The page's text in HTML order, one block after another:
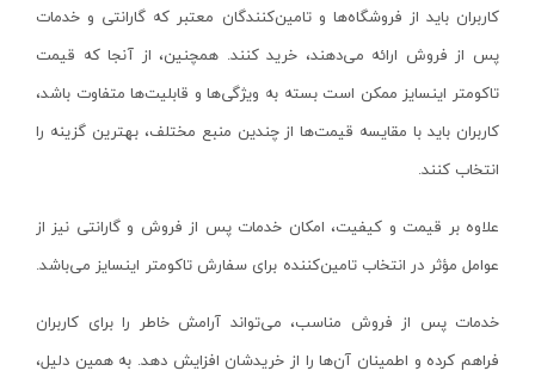
متعلقات
دستکش صنعتی
پا ابزار
غلتک سشوار
بلبرینگ
کالیبر اتو لوله سبز
کاربران باید از فروشگاه‌ها و تامین‌کنندگان معتبر که گارانتی و خدمات
پس از فروش ارائه می‌دهند، خرید کنند. همچنین، از آنجا که قیمت
تاکومتر اینسایز ممکن است بسته به ویژگی‌ها و قابلیت‌ها متفاوت باشد،
کاربران باید با مقایسه قیمت‌ها از چندین منبع مختلف، بهترین گزینه را
انتخاب کنند.
علاوه بر قیمت و کیفیت، امکان خدمات پس از فروش و گارانتی نیز از
عوامل مؤثر در انتخاب تامین‌کننده برای سفارش تاکومتر اینسایز می‌باشد.
خدمات پس از فروش مناسب، می‌تواند آرامش خاطر را برای کاربران
فراهم کرده و اطمینان آن‌ها را از خریدشان افزایش دهد. به همین دلیل،